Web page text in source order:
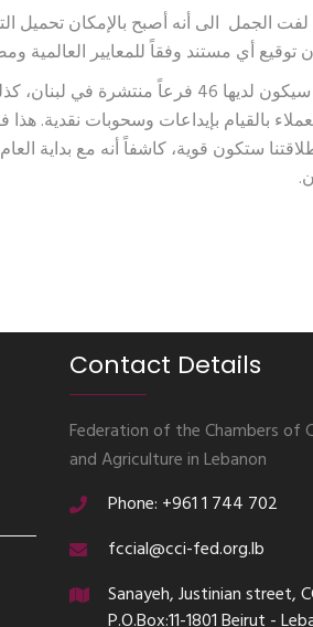
الجمل الى أنه أصبح بالإمكان تحميل
كما أشار الى أن الشركة سيكون لديها 46
Contact Details
Federation of the Chambers of
and Agriculture in Lebanon
Phone: +961 1 744 702
fccial@cci-fed.org.lb
Sanayeh, Justinian street,
P.O.Box:11-1801 Beirut -